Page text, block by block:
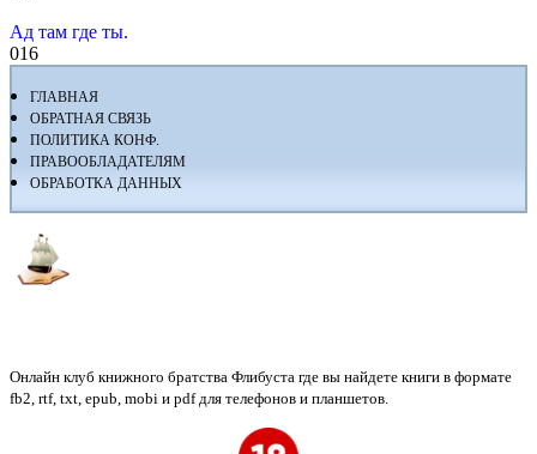
Ад там где ты.
016
ГЛАВНАЯ
ОБРАТНАЯ СВЯЗЬ
ПОЛИТИКА КОНФ.
ПРАВООБЛАДАТЕЛЯМ
ОБРАБОТКА ДАННЫХ
Онлайн клуб книжного братства Флибуста где вы найдете книги в формате
fb2, rtf, txt, epub, mobi и pdf для телефонов и планшетов.